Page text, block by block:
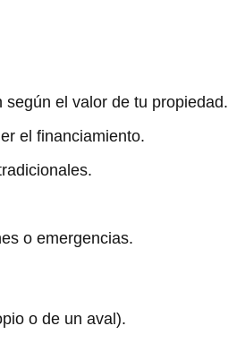
el valor de tu propiedad.
el financiamiento.
o emergencias.
o de un aval).